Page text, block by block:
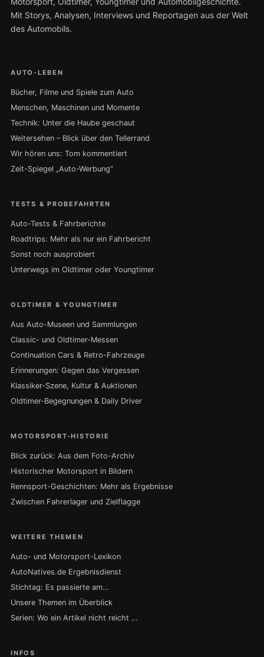
Mit Storys, Analysen, Interviews und Reportagen aus der Welt
des Automobils.
AUTO-LEBEN
Bücher, Filme und Spiele zum Auto
Menschen, Maschinen und Momente
Technik: Unter die Haube geschaut
Weitersehen – Blick über den Tellerrand
Wir hören uns: Tom kommentiert
Zeit-Spiegel „Auto-Werbung“
TESTS & PROBEFAHRTEN
Auto-Tests & Fahrberichte
Roadtrips: Mehr als nur ein Fahrbericht
Sonst noch ausprobiert
Unterwegs im Oldtimer oder Youngtimer
OLDTIMER & YOUNGTIMER
Aus Auto-Museen und Sammlungen
Classic- und Oldtimer-Messen
Continuation Cars & Retro-Fahrzeuge
Erinnerungen: Gegen das Vergessen
Klassiker-Szene, Kultur & Auktionen
Oldtimer-Begegnungen & Daily Driver
MOTORSPORT-HISTORIE
Blick zurück: Aus dem Foto-Archiv
Historischer Motorsport in Bildern
Rennsport-Geschichten: Mehr als Ergebnisse
Zwischen Fahrerlager und Zielflagge
WEITERE THEMEN
Auto- und Motorsport-Lexikon
AutoNatives.de Ergebnisdienst
Stichtag: Es passierte am…
Unsere Themen im Überblick
Serien: Wo ein Artikel nicht reicht …
INFOS